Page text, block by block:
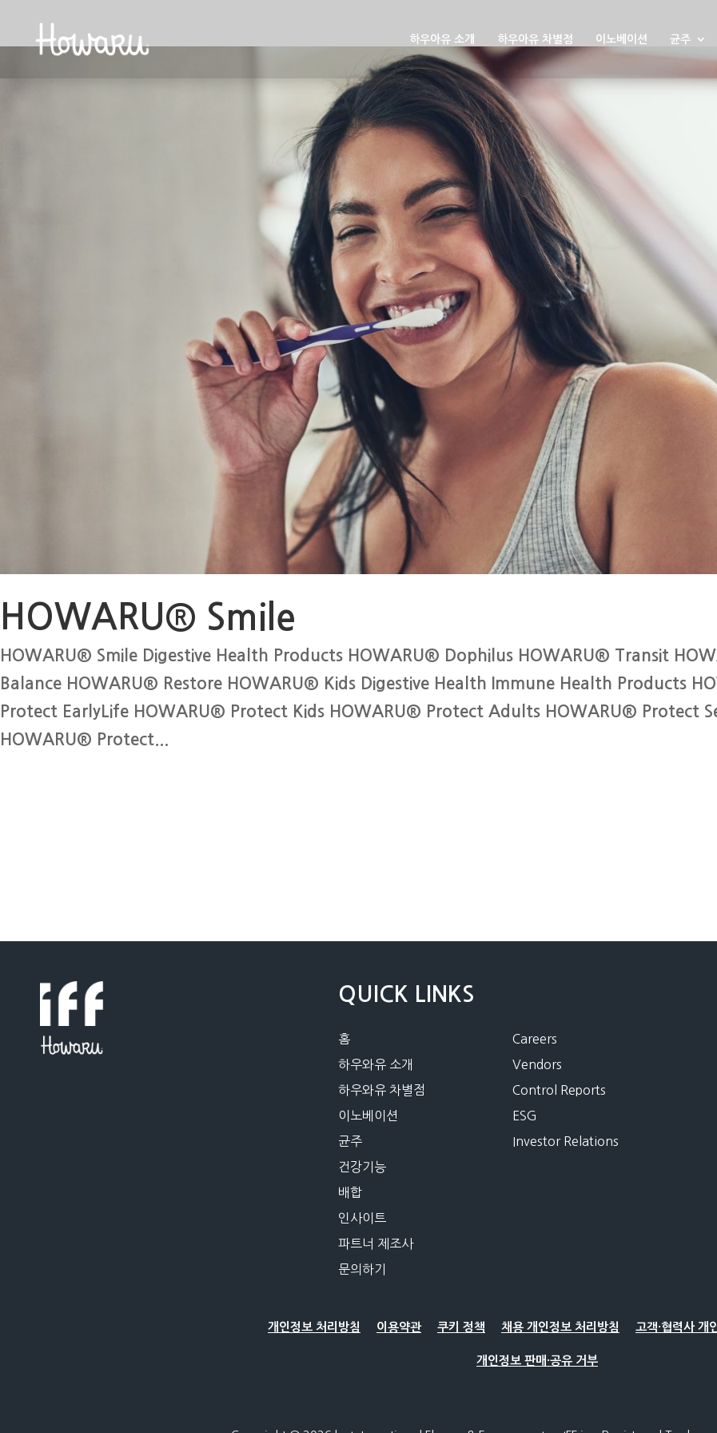
하우아유 소개 하우아유 차별점 이노베이션 균주
HOWARU® Smile
HOWARU® Smile Digestive Health Products HOWARU® Dophilus HOWARU® Transit
Balance HOWARU® Restore HOWARU® Kids Digestive Health Immune Health Products
Protect EarlyLife HOWARU® Protect Kids HOWARU® Protect Adults HOWARU® Protect
HOWARU® Protect...
QUICK LINKS
홈
하우와유 소개
하우와유 차별점
이노베이션
균주
건강기능
배합
인사이트
파트너 제조사
문의하기
Careers
Vendors
Control Reports
ESG
Investor Relations
개인정보 처리방침 이용약관 쿠키 정책 채용 개인정보 처리방침 고객·협력사 개